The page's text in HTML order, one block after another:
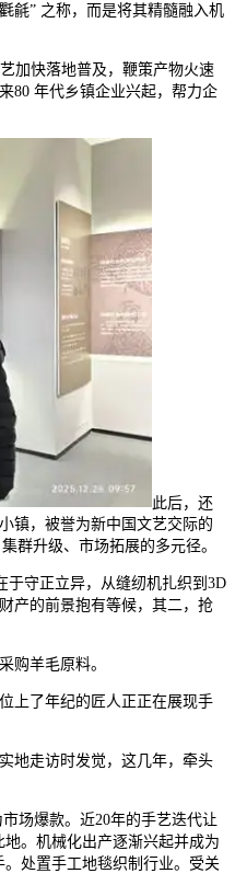
毹” 之称，而是将其精髓融入机
加快落地普及，鞭策产物火速
80 年代乡镇企业兴起，帮力企
此后，还
镇，被誉为新中国文艺交际的
群升级、市场拓展的多元径。
于守正立异，从缝纫机扎织到3D
产的前景抱有等候，其二，抢
购羊毛原料。
上了年纪的匠人正正在展现手
地走访时发觉，这几年，牵头
场爆款。近20年的手艺迭代让
。机械化出产逐渐兴起并成为
处置手工地毯织制行业。受关